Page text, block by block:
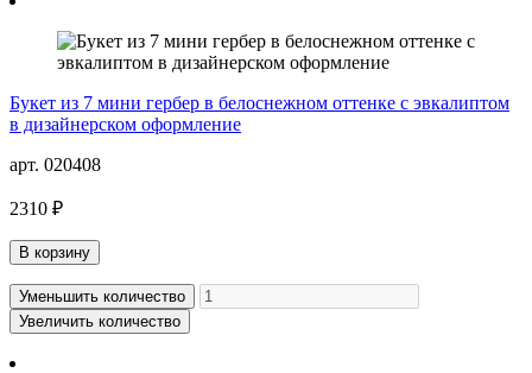
Букет из 7 мини гербер в белоснежном оттенке с эвкалиптом
в дизайнерском оформление
арт. 020408
2310 ₽
В корзину
Уменьшить количество
Увеличить количество